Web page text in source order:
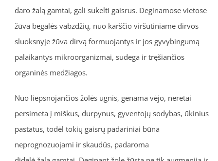
daro žalą gamtai, gali sukelti gaisrus. Deginamose vietose
žūva begalės vabzdžių, nuo karščio viršutiniame dirvos
sluoksnyje žūva dirvą formuojantys ir jos gyvybingumą
palaikantys mikroorganizmai, sudega ir tręšiančios
organinės medžiagos.
Nuo liepsnojančios žolės ugnis, genama vėjo, neretai
persimeta į miškus, durpynus, gyventojų sodybas, ūkinius
pastatus, todėl tokių gaisrų padariniai būna
neprognozuojami ir skaudūs, padaroma